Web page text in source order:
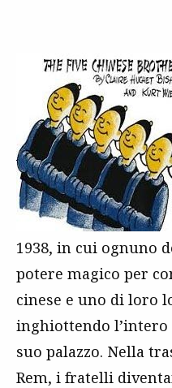
1938, in cui ognuno
potere magico per
cinese e uno di loro
inghiottendo l’intero
suo palazzo. Nella
Rem, i fratelli